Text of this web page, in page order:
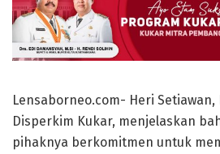
Lensaborneo.com- Heri
Disperkim Kukar, menjelaskan
pihaknya berkomitmen untuk